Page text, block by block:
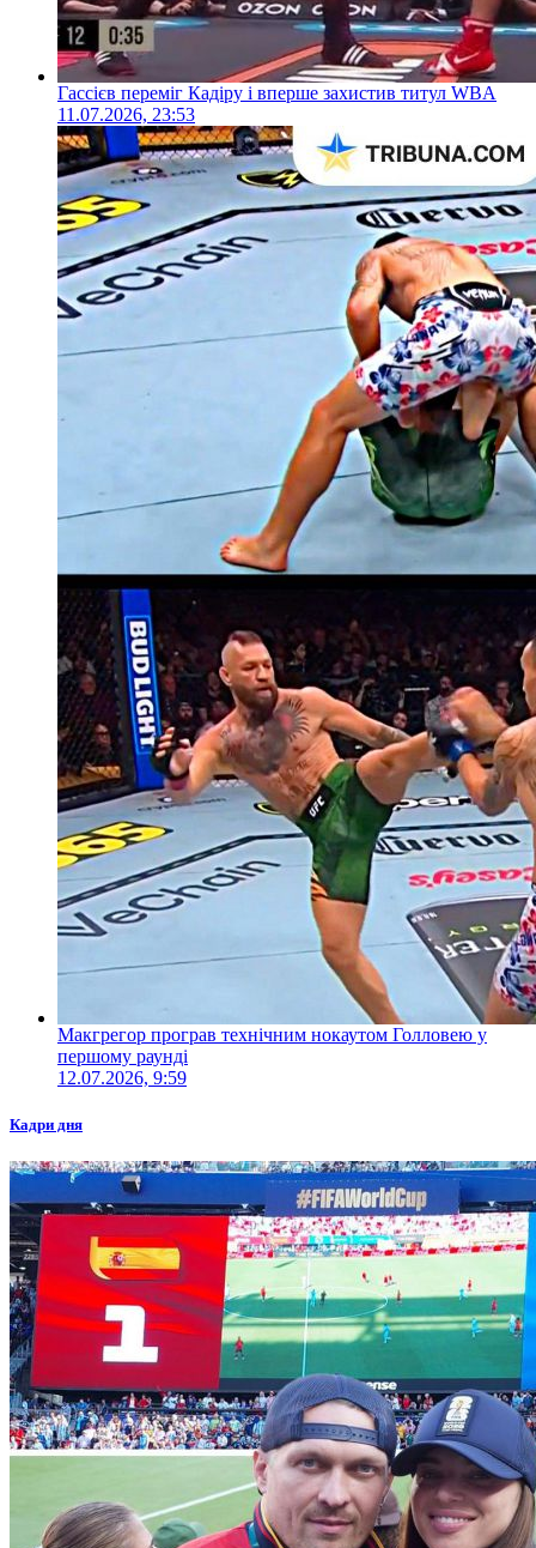
Гассієв переміг Кадіру і вперше захистив титул WBA
11.07.2026, 23:53
Макгрегор програв технічним нокаутом Голловею у
першому раунді
12.07.2026, 9:59
Кадри дня